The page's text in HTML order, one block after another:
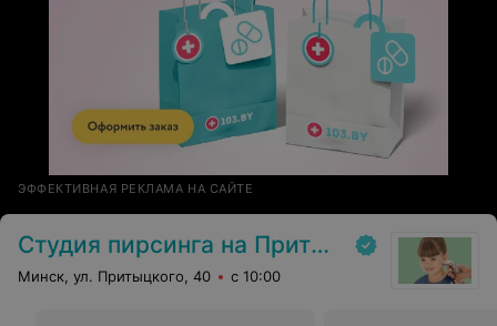
ЭФФЕКТИВНАЯ РЕКЛАМА НА САЙТЕ
Студия пирсинга на Притыцкого
Минск, ул. Притыцкого, 40 с 10:00